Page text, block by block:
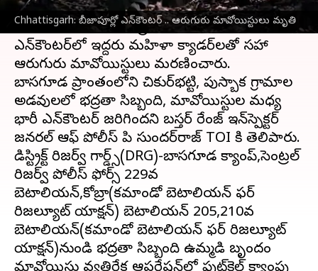
Chhattisgarh: బీజాపూర్లో ఎన్‌కౌంటర్ .. ఆరుగురు మావోయిస్టులు మృతి
ఛత్తీస్‌గఢ్‌లోని బస్తర్ డివిజన్‌లోని బీజాపూర్ జిల్లాలో
బుధవారం ఉదయం భద్రతా దళాలతో జరిగిన
ఎన్‌కౌంటర్‌లో ఇద్దరు మహిళా క్యాడర్‌లతో సహా
ఆరుగురు మావోయిస్టులు మరణించారు.
బాసగూడ ప్రాంతంలోని చికుర్‌భట్టి, పుస్బాక గ్రామాల
అడవులలో భద్రతా సిబ్బంది, మావోయిస్టుల మధ్య
భారీ ఎన్‌కౌంటర్ జరిగిందని బస్తర్ రేంజ్ ఇన్‌స్పెక్టర్
జనరల్ ఆఫ్ పోలీస్ పి సుందర్‌రాజ్ TOI కి తెలిపారు.
డిస్ట్రిక్ట్ రిజర్వ్ గార్డ్స్(DRG)-బాసగూడ క్యాంప్,సెంట్రల్
రిజర్వ్ పోలీస్ ఫోర్స్ 229వ
బెటాలియన్,కోబ్రా(కమాండో బెటాలియన్ ఫర్
రిజల్యూట్ యాక్షన్) బెటాలియన్ 205,210వ
బెటాలియన్(కమాండో బెటాలియన్ ఫర్ రిజల్యూట్
యాక్షన్)నుండి భద్రతా సిబ్బంది ఉమ్మడి బృందం